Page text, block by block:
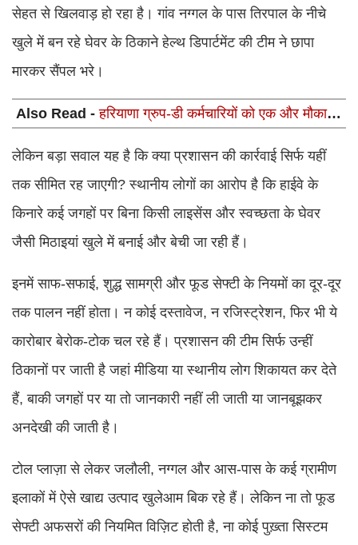
सेहत से खिलवाड़ हो रहा है। गांव नग्गल के पास तिरपाल के नीचे
खुले में बन रहे घेवर के ठिकाने हेल्थ डिपार्टमेंट की टीम ने छापा
मारकर सैंपल भरे।
Also Read -हरियाणा ग्रुप-डी कर्मचारियों को एक और मौका:
कॉमन कैडर ऑप्शन पोर्टल 18 से 24 जुलाई तक खुला
लेकिन बड़ा सवाल यह है कि क्या प्रशासन की कार्रवाई सिर्फ यहीं
तक सीमित रह जाएगी? स्थानीय लोगों का आरोप है कि हाईवे के
किनारे कई जगहों पर बिना किसी लाइसेंस और स्वच्छता के घेवर
जैसी मिठाइयां खुले में बनाई और बेची जा रही हैं।
इनमें साफ-सफाई, शुद्ध सामग्री और फूड सेफ्टी के नियमों का दूर-दूर
तक पालन नहीं होता। न कोई दस्तावेज, न रजिस्ट्रेशन, फिर भी ये
कारोबार बेरोक-टोक चल रहे हैं। प्रशासन की टीम सिर्फ उन्हीं
ठिकानों पर जाती है जहां मीडिया या स्थानीय लोग शिकायत कर देते
हैं, बाकी जगहों पर या तो जानकारी नहीं ली जाती या जानबूझकर
अनदेखी की जाती है।
टोल प्लाज़ा से लेकर जलौली, नग्गल और आस-पास के कई ग्रामीण
इलाकों में ऐसे खाद्य उत्पाद खुलेआम बिक रहे हैं। लेकिन ना तो फूड
सेफ्टी अफसरों की नियमित विज़िट होती है, ना कोई पुख़्ता सिस्टम